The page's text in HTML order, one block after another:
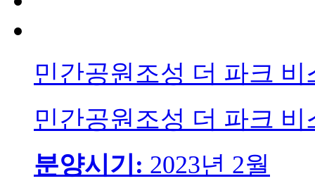
민간공원조성 더 파크
민간공원조성 더 파크
분양시기: 2023년 2월